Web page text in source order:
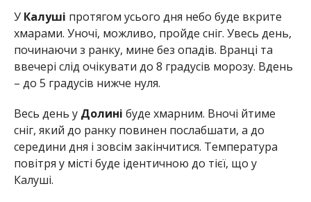
У Калуші протягом усього дня небо буде вкрите
хмарами. Уночі, можливо, пройде сніг. Увесь день,
починаючи з ранку, мине без опадів. Вранці та
ввечері слід очікувати до 8 градусів морозу. Вдень
– до 5 градусів нижче нуля.
Весь день у Долині буде хмарним. Вночі йтиме
сніг, який до ранку повинен послабшати, а до
середини дня і зовсім закінчитися. Температура
повітря у місті буде ідентичною до тієї, що у
Калуші.